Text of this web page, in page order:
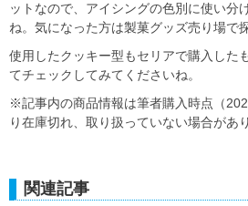
ットなので、アイシングの色別に使い分
ね。気になった方は製菓グッズ売り場で
使用したクッキー型もセリアで購入した
てチェックしてみてくださいね。
※記事内の商品情報は筆者購入時点（
り在庫切れ、取り扱っていない場合があ
関連記事